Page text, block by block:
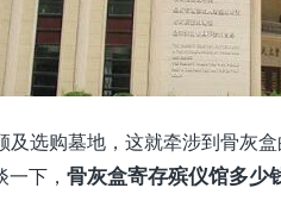
选购墓地，这就牵涉到骨灰
下， 骨灰盒寄存殡仪馆多少